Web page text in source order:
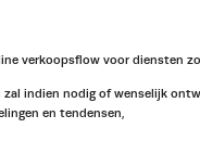
verkoopsflow voor diensten
indien nodig of wenselijk
en tendensen,